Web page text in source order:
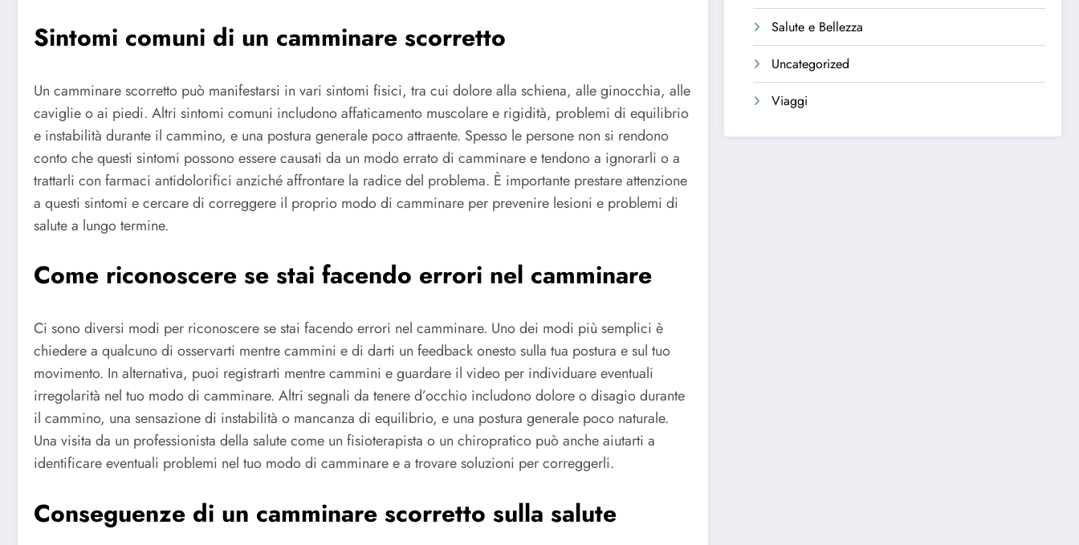
Sintomi comuni di un camminare scorretto
Un camminare scorretto può manifestarsi in vari sintomi fisici, tra cui dolore alla schiena, alle ginocchia, alle
caviglie o ai piedi. Altri sintomi comuni includono affaticamento muscolare e rigidità, problemi di equilibrio
e instabilità durante il cammino, e una postura generale poco attraente. Spesso le persone non si rendono
conto che questi sintomi possono essere causati da un modo errato di camminare e tendono a ignorarli o a
trattarli con farmaci antidolorifici anziché affrontare la radice del problema. È importante prestare attenzione
a questi sintomi e cercare di correggere il proprio modo di camminare per prevenire lesioni e problemi di
salute a lungo termine.
Come riconoscere se stai facendo errori nel camminare
Ci sono diversi modi per riconoscere se stai facendo errori nel camminare. Uno dei modi più semplici è
chiedere a qualcuno di osservarti mentre cammini e di darti un feedback onesto sulla tua postura e sul tuo
movimento. In alternativa, puoi registrarti mentre cammini e guardare il video per individuare eventuali
irregolarità nel tuo modo di camminare. Altri segnali da tenere d’occhio includono dolore o disagio durante
il cammino, una sensazione di instabilità o mancanza di equilibrio, e una postura generale poco naturale.
Una visita da un professionista della salute come un fisioterapista o un chiropratico può anche aiutarti a
identificare eventuali problemi nel tuo modo di camminare e a trovare soluzioni per correggerli.
Conseguenze di un camminare scorretto sulla salute
Salute e Bellezza
Uncategorized
Viaggi